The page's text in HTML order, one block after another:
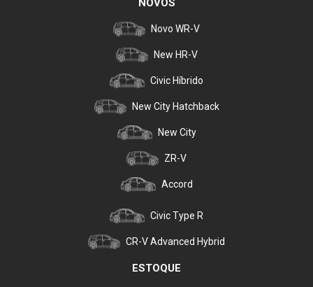
NOVOS
Novo WR-V
New HR-V
Civic Híbrido
New City Hatchback
New City
ZR-V
Accord
Civic Type R
CR-V Advanced Hybrid
ESTOQUE